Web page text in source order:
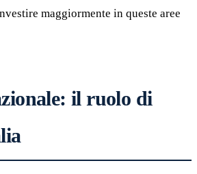
maggiormente in queste aree
il ruolo di